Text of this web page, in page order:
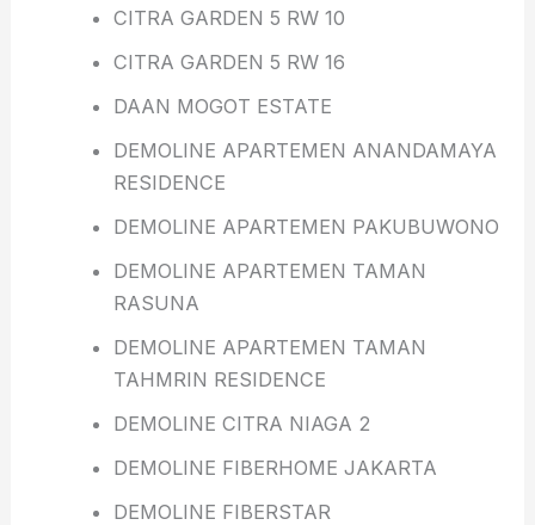
CITRA GARDEN 5 RW 10
CITRA GARDEN 5 RW 16
DAAN MOGOT ESTATE
DEMOLINE APARTEMEN ANANDAMAYA
RESIDENCE
DEMOLINE APARTEMEN PAKUBUWONO
DEMOLINE APARTEMEN TAMAN
RASUNA
DEMOLINE APARTEMEN TAMAN
TAHMRIN RESIDENCE
DEMOLINE CITRA NIAGA 2
DEMOLINE FIBERHOME JAKARTA
DEMOLINE FIBERSTAR